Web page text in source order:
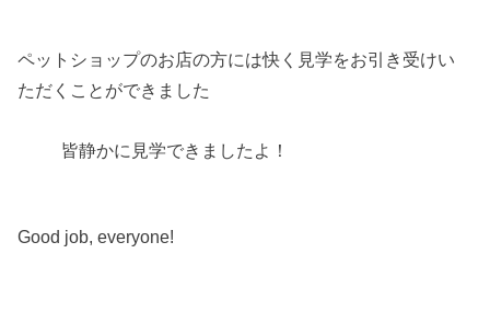
ペットショップのお店の方には快く見学をお引き受けい
ただくことができました
皆静かに見学できましたよ！
Good job, everyone!